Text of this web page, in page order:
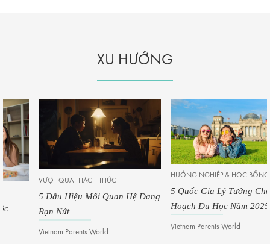
XU HƯỚNG
VƯỢT QUA THÁCH THỨC
5 Dấu Hiệu Mối Quan Hệ Đang
Rạn Nứt
Vietnam Parents World
HƯỚNG NGHIỆP & HỌC BỔNG
5 Quốc Gia Lý Tưởng Cho Kế
Hoạch Du Học Năm 2025
Vietnam Parents World